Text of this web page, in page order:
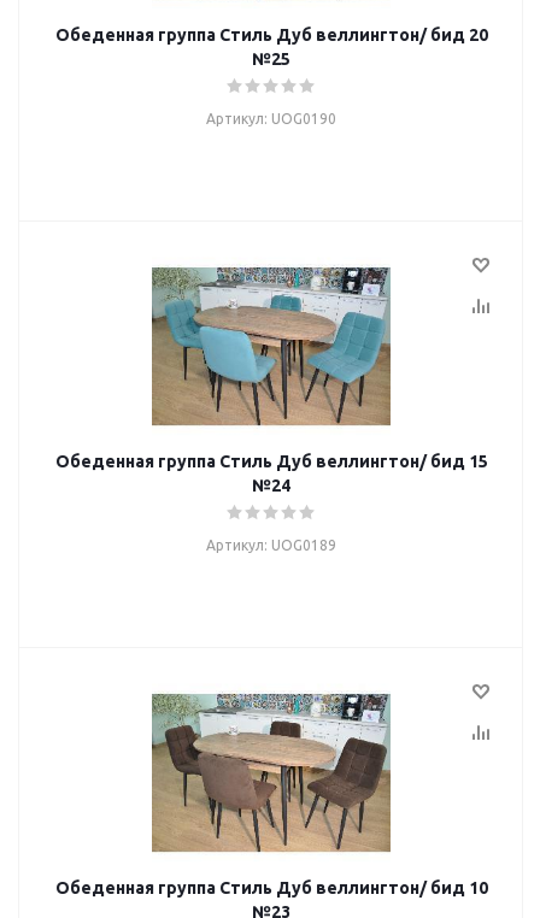
Обеденная группа Стиль Дуб веллингтон/ бид 20
№25
Артикул: UOG0190
Обеденная группа Стиль Дуб веллингтон/ бид 15
№24
Артикул: UOG0189
Обеденная группа Стиль Дуб веллингтон/ бид 10
№23